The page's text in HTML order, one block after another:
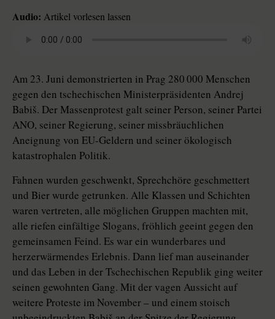
Audio: Artikel vorlesen lassen
Am 23. Juni demonstrierten in Prag 280 000 Menschen
gegen den tschechischen Ministerpräsidenten Andrej
Babiš. Der Massenprotest galt seiner Person, seiner Partei
ANO, seiner Regierung, seiner missbräuchlichen
Aneignung von EU-Geldern und seiner ökologisch
katastrophalen Politik.
Fahnen wurden geschwenkt, Sprechchöre geschmettert
und Bier wurde getrunken. Alle Klassen und Schichten
waren vertreten, alle möglichen Gruppen machten mit,
alle riefen einfältige Slogans, fröhlich geeint gegen den
gemeinsamen Feind. Es war ein wunderbares und
herzerwärmendes Erlebnis. Dann lief man auseinander
und das Leben in der Tschechischen Republik ging weiter
seinen gewohnten Gang. Mit der vagen Aussicht auf
weitere Proteste im November – und einem stoisch